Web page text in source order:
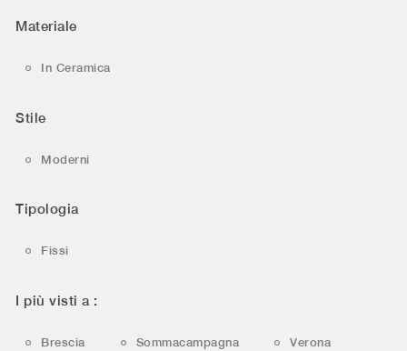
Materiale
In Ceramica
Stile
Moderni
Tipologia
Fissi
I più visti a :
Brescia Sommacampagna Verona